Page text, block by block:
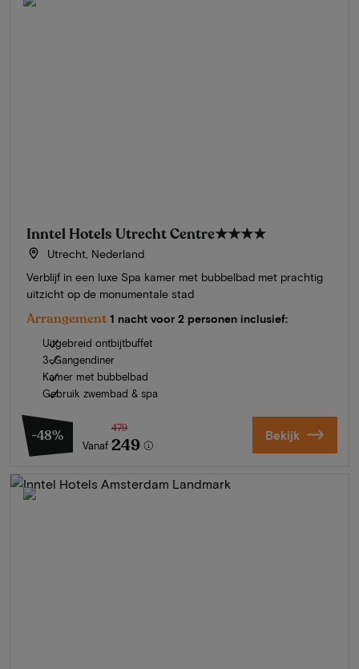
Inntel Hotels Utrecht Centre★★★★
Utrecht, Nederland
Verblijf in een luxe Spa kamer met bubbelbad met prachtig
uitzicht op de monumentale stad
Arrangement 1 nacht voor 2 personen inclusief:
Uitgebreid ontbijtbuffet
3-Gangendiner
Kamer met bubbelbad
Gebruik zwembad & spa
-48%
Vanaf
479
249 Bekijk